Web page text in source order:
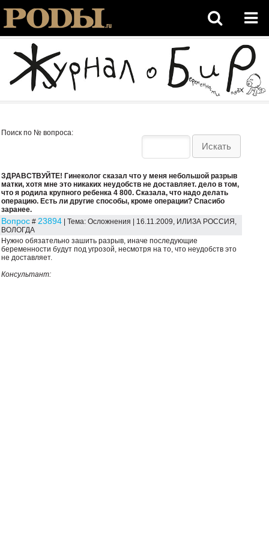
Поиск по № вопроса:
ЗДРАВСТВУЙТЕ! Гинеколог сказал что у меня небольшой разрыв
матки, хотя мне это никаких неудобств не доставляет. дело в том,
что я родила крупного ребенка 4 800. Сказала, что надо делать
операцию. Есть ли другие способы, кроме операции? Спасибо
заранее.
Вопрос # 23894 | Тема: Осложнения | 16.11.2009, ИЛИЗА РОССИЯ,
ВОЛОГДА
Нужно обязательно зашить разрыв, иначе последующие
беременности будут под угрозой, несмотря на то, что неудобств это
не доставляет.
Консультант: